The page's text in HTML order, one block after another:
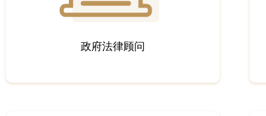
政府法律顾问